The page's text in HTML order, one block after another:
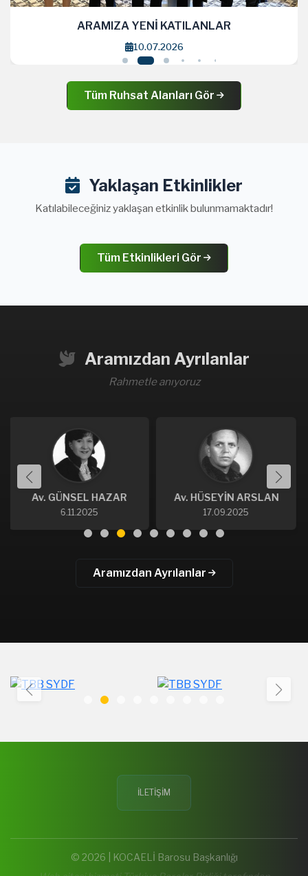
ARAMIZA YENİ KATILANLAR
10.07.2026
Tüm Ruhsat Alanları Gör
Yaklaşan Etkinlikler
Katılabileceğiniz yaklaşan etkinlik bulunmamaktadır!
Tüm Etkinlikleri Gör
Aramızdan Ayrılanlar
Rahmetle anıyoruz
Av. HÜSEYİN ARSLAN
17.09.2025
Av. CEMALETTİN KAFLI
27.08.2025
Aramızdan Ayrılanlar
İLETİŞİM
© 2026 | KOCAELİ Barosu Başkanlığı